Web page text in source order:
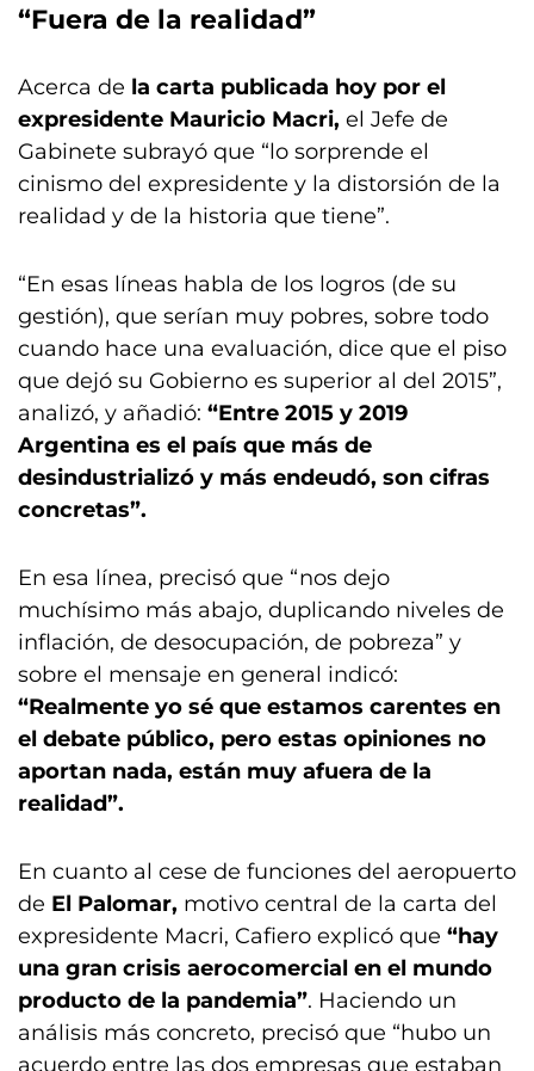
“Fuera de la realidad”
Acerca de la carta publicada hoy por el
expresidente Mauricio Macri, el Jefe de
Gabinete subrayó que “lo sorprende el
cinismo del expresidente y la distorsión de la
realidad y de la historia que tiene”.
“En esas líneas habla de los logros (de su
gestión), que serían muy pobres, sobre todo
cuando hace una evaluación, dice que el piso
que dejó su Gobierno es superior al del 2015”,
analizó, y añadió: “Entre 2015 y 2019
Argentina es el país que más de
desindustrializó y más endeudó, son cifras
concretas”.
En esa línea, precisó que “nos dejo
muchísimo más abajo, duplicando niveles de
inflación, de desocupación, de pobreza” y
sobre el mensaje en general indicó:
“Realmente yo sé que estamos carentes en
el debate público, pero estas opiniones no
aportan nada, están muy afuera de la
realidad”.
En cuanto al cese de funciones del aeropuerto
de El Palomar, motivo central de la carta del
expresidente Macri, Cafiero explicó que “hay
una gran crisis aerocomercial en el mundo
producto de la pandemia”. Haciendo un
análisis más concreto, precisó que “hubo un
acuerdo entre las dos empresas que estaban